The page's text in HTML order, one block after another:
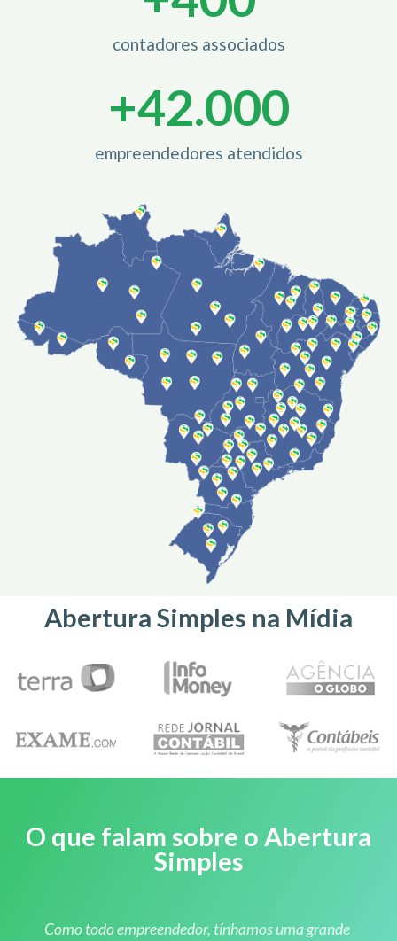
contadores associados
empreendedores atendidos
+42.000
Abertura Simples na Mídia
O que falam sobre o Abertura
Simples
Como todo empreendedor, tínhamos uma grande